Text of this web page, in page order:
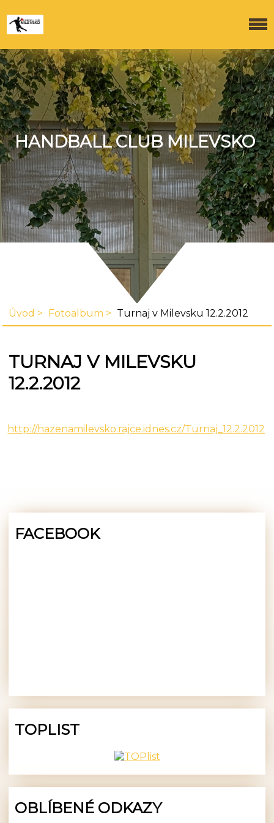
HANDBALL CLUB MILEVSKO
Úvod Fotoalbum Turnaj v Milevsku 12.2.2012
TURNAJ V MILEVSKU
12.2.2012
http://hazenamilevsko.rajce.idnes.cz/Turnaj_12.2.2012
FACEBOOK
TOPLIST
OBLÍBENÉ ODKAZY